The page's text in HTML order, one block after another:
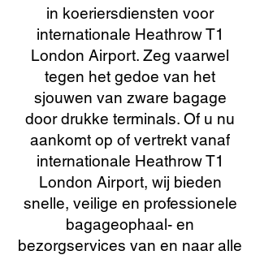
in koeriersdiensten voor
internationale Heathrow T1
London Airport. Zeg vaarwel
tegen het gedoe van het
sjouwen van zware bagage
door drukke terminals. Of u nu
aankomt op of vertrekt vanaf
internationale Heathrow T1
London Airport, wij bieden
snelle, veilige en professionele
bagageophaal- en
bezorgservices van en naar alle